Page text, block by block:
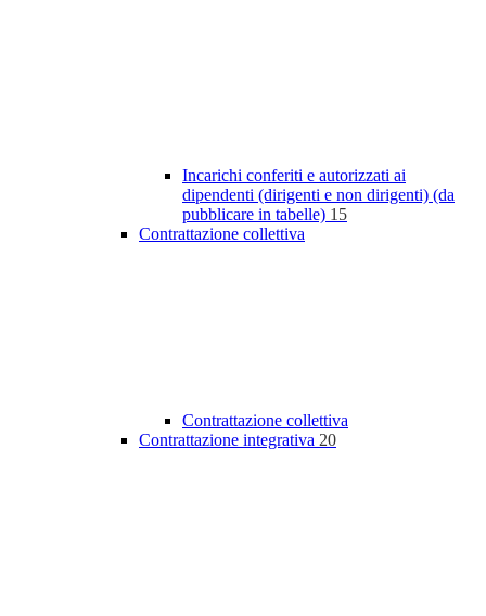
Incarichi conferiti e autorizzati ai
dipendenti (dirigenti e non dirigenti) (da
pubblicare in tabelle) 15
Contrattazione collettiva
Contrattazione collettiva
Contrattazione integrativa 20